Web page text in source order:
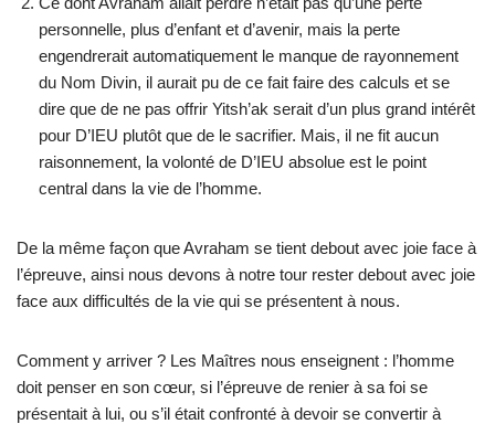
personnelle, plus d’enfant et d’avenir, mais la perte
engendrerait automatiquement le manque de rayonnement
du Nom Divin, il aurait pu de ce fait faire des calculs et se
dire que de ne pas offrir Yitsh’ak serait d’un plus grand intérêt
pour D’IEU plutôt que de le sacrifier. Mais, il ne fit aucun
raisonnement, la volonté de D’IEU absolue est le point
central dans la vie de l’homme.
De la même façon que Avraham se tient debout avec joie face à
l’épreuve, ainsi nous devons à notre tour rester debout avec joie
face aux difficultés de la vie qui se présentent à nous.
Comment y arriver ? Les Maîtres nous enseignent : l’homme
doit penser en son cœur, si l’épreuve de renier à sa foi se
présentait à lui, ou s’il était confronté à devoir se convertir à